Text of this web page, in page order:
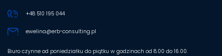
+48 510 195 044
ewelina@erb-consulting.pl
Biuro czynne od poniedziałku do piątku w godzinach od 8.00 do 16.00.